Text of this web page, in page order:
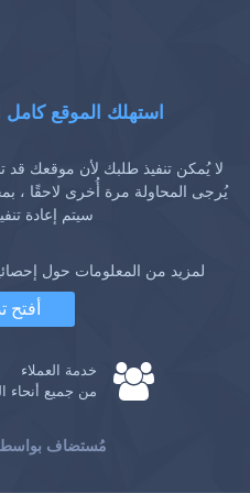
استهلك الموقع
لا يُمكن تنفيذ طلبك لأن موقعك قد
يُرجى المحاولة مرة أُخرى لاحقًا ،
سيتم إعادة
لمزيد من المعلومات حول
أفتح
خدمة العملاء
من جميع أنحاء
: مُستضاف